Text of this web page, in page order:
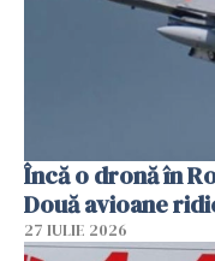
Încă o dronă în
Două avioane
27 IULIE 2026